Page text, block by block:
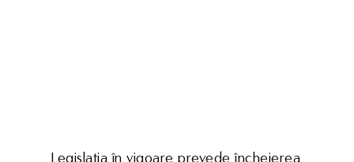
Legislaţia în vigoare prevede încheierea